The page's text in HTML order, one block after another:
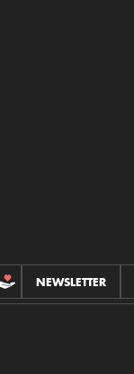
CONTRIBUCIONES
NEWSLETTER